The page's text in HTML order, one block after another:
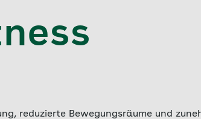
reduzierte Bewegungsräume und